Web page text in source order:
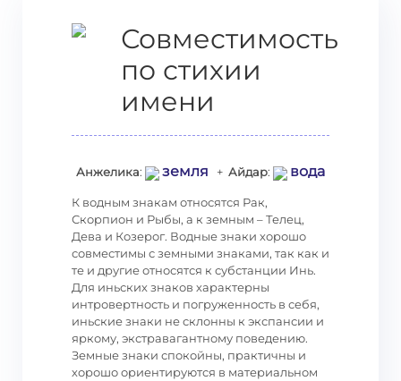
Совместимость
по стихии
имени
Анжелика: земля + Айдар: вода
К водным знакам относятся Рак,
Скорпион и Рыбы, а к земным – Телец,
Дева и Козерог. Водные знаки хорошо
совместимы с земными знаками, так как и
те и другие относятся к субстанции Инь.
Для иньских знаков характерны
интровертность и погруженность в себя,
иньские знаки не склонны к экспансии и
яркому, экстравагантному поведению.
Земные знаки спокойны, практичны и
хорошо ориентируются в материальном